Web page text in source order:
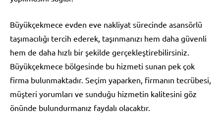
Büyükçekmece evden eve nakliyat sürecinde asansörlü
taşımacılığı tercih ederek, taşınmanızı hem daha güvenli
hem de daha hızlı bir şekilde gerçekleştirebilirsiniz.
Büyükçekmece bölgesinde bu hizmeti sunan pek çok
firma bulunmaktadır. Seçim yaparken, firmanın tecrübesi,
müşteri yorumları ve sunduğu hizmetin kalitesini göz
önünde bulundurmanız faydalı olacaktır.